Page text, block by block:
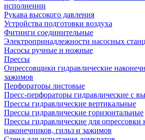
исполнении
Рукава высокого давления
Устройства подготовки воздуха
Фитинги соединительные
Электропринадлежности насосных
Насосы ручные и ножные
Прессы
Опрессовщики гидравлические
зажимов
Перфораторы листовые
Пресс-перфораторы гидравлические с
Прессы гидравлические вертикальные
Прессы гидравлические горизонтальные
Прессы гидравлические для опрессовки
наконечников, гильз и зажимов